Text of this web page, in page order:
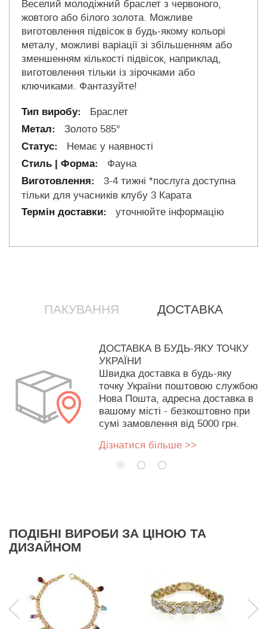
Веселий молодіжний браслет з червоного,
жовтого або білого золота. Можливе
виготовлення підвісок в будь-якому кольорі
металу, можливі варіації зі збільшенням або
зменшенням кількості підвісок, наприклад,
виготовлення тільки із зірочками або
ключиками. Фантазуйте!
Браслет
Золото 585°
Немає у наявності
Фауна
3-4 тижні *послуга доступна
тільки для учасників клубу 3 Карата
уточнюйте інформацію
ПАКУВАННЯ ДОСТАВКА
ДОСТАВКА В БУДЬ-ЯКУ ТОЧКУ
УКРАЇНИ
Швидка доставка в будь-яку
точку України поштовою службою
Нова Пошта, адресна доставка в
вашому місті - безкоштовно при
сумі замовлення від 5000 грн.
Дізнатися більше >>
ПОДІБНІ ВИРОБИ ЗА ЦІНОЮ ТА
ДИЗАЙНОМ